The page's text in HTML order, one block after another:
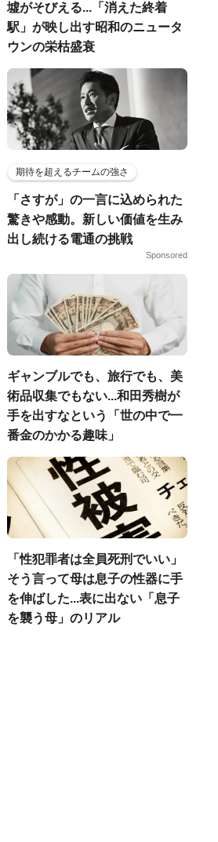
墟がそびえる...「消えた終着
駅」が映し出す昭和のニュータ
ウンの栄枯盛衰
期待を超えるチームの強さ
「さすが」の一言に込められた
驚きや感動。新しい価値を生み
出し続ける電通の挑戦
Sponsored
ギャンブルでも、旅行でも、美
術品収集でもない...和田秀樹が
手を出すなという「世の中で一
番金のかかる趣味」
「性犯罪者は全員死刑でいい」
そう言って母は息子の性器に手
を伸ばした...表に出ない「息子
を襲う母」のリアル